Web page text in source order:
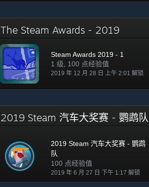
The Steam Awards - 2019
Steam Awards 2019 - 1
1 级, 100 点经验值
2019 年 12 月 28 日 上午 2:01 解锁
2019 Steam 汽车大奖赛 - 鹦鹉队
2019 Steam 汽车大奖赛 - 鹦鹉
队
100 点经验值
2019 年 6 月 27 日 下午 1:17 解锁